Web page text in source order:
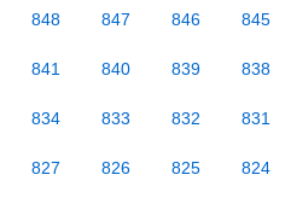
848 847 846 845
841 840 839 838
834 833 832 831
827 826 825 824